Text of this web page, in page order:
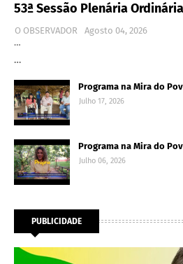
53ª Sessão Plenária
O OBSERVADOR
Agosto 04, 2026
…
…
Programa na Mira do
Julho 17, 2026
Programa na Mira do
Julho 06, 2026
PUBLICIDADE